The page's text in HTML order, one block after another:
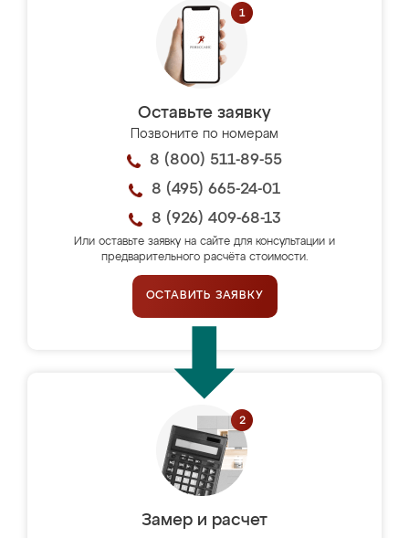
Оставьте заявку
Позвоните по номерам
8 (800) 511-89-55
8 (495) 665-24-01
8 (926) 409-68-13
Или оставьте заявку на сайте для консультации и
предварительного расчёта стоимости.
ОСТАВИТЬ ЗАЯВКУ
Замер и расчет